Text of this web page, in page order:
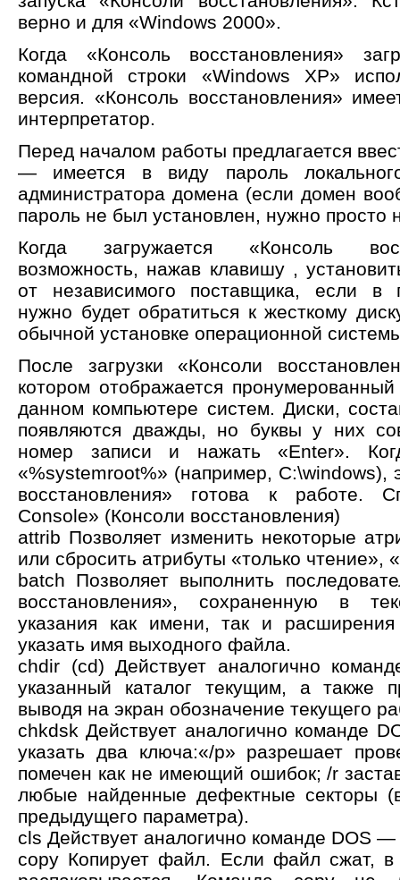
верно и для «Windows 2000».
Когда «Консоль восстановления»
командной строки «Windows XP»
версия. «Консоль восстановления»
интерпретатор.
Перед началом работы предлагается
— имеется в виду пароль
администратора домена (если домен
пароль не был установлен, нужно просто
Когда загружается «Консоль
возможность, нажав клавишу ,
от независимого поставщика, если в
нужно будет обратиться к жесткому
обычной установке операционной
После загрузки «Консоли
котором отображается
данном компьютере систем. Диски,
появляются дважды, но буквы у них
номер записи и нажать «Enter».
«%systemroot%» (например, C:\windows),
восстановления» готова к работе.
Console» (Консоли восстановления)
attrib Позволяет изменить некоторые
или сбросить атрибуты «только чтение»,
batch Позволяет выполнить
восстановления», сохраненную в
указания как имени, так и
указать имя выходного файла.
chdir (cd) Действует аналогично
указанный каталог текущим, а также
выводя на экран обозначение текущего
chkdsk Действует аналогично команде
указать два ключа:«/p» разрешает
помечен как не имеющий ошибок; /r
любые найденные дефектные секторы
предыдущего параметра).
cls Действует аналогично команде DOS
сору Копирует файл. Если файл сжат, в